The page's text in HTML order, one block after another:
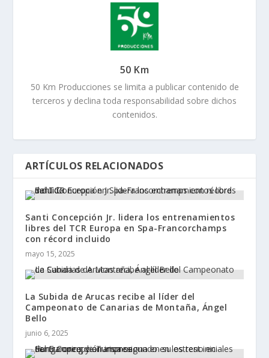
50 Km
50 Km Producciones se limita a publicar contenido de
terceros y declina toda responsabilidad sobre dichos
contenidos.
ARTÍCULOS RELACIONADOS
Santi Concepción Jr. lidera los entrenamientos
libres del TCR Europa en Spa-Francorchamps
con récord incluido
mayo 15, 2025
La Subida de Arucas recibe al líder del
Campeonato de Canarias de Montaña, Ángel
Bello
junio 6, 2025